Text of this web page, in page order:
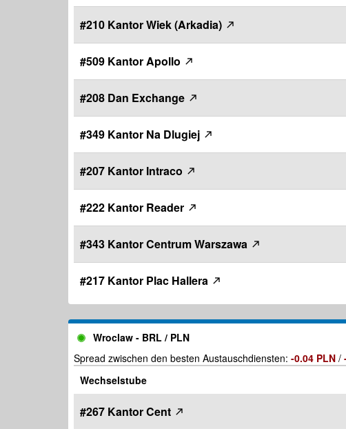
#210 Kantor Wiek (Arkadia)
#509 Kantor Apollo
#208 Dan Exchange
#349 Kantor Na Dlugiej
#207 Kantor Intraco
#222 Kantor Reader
#343 Kantor Centrum Warszawa
#217 Kantor Plac Hallera
Wroclaw - BRL / PLN
Spread zwischen den besten Austauschdiensten: -0.04 PLN /
Wechselstube
#267 Kantor Cent